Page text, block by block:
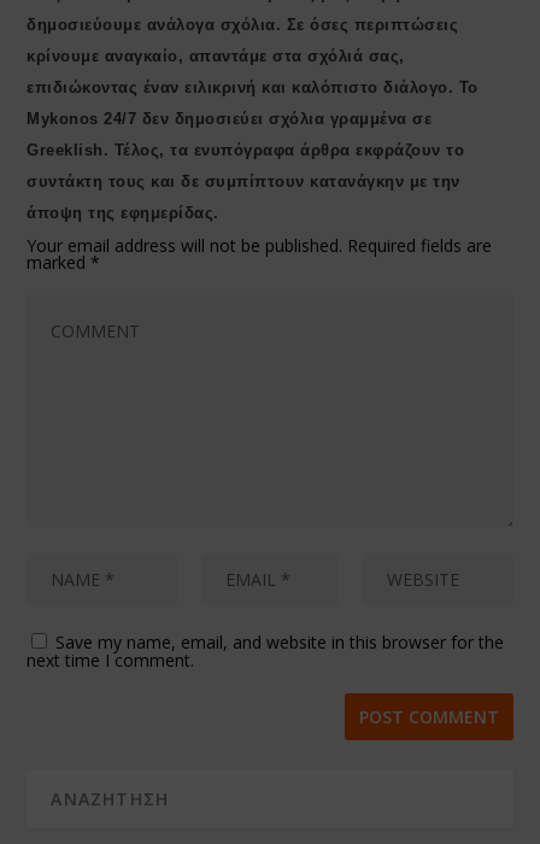
δημοσιεύουμε ανάλογα σχόλια. Σε όσες περιπτώσεις
κρίνουμε αναγκαίο, απαντάμε στα σχόλιά σας,
επιδιώκοντας έναν ειλικρινή και καλόπιστο διάλογο. Το
Μykonos 24/7 δεν δημοσιεύει σχόλια γραμμένα σε
Greeklish. Τέλος, τα ενυπόγραφα άρθρα εκφράζουν το
συντάκτη τους και δε συμπίπτουν κατανάγκην με την
άποψη της εφημερίδας.
Your email address will not be published. Required fields are
marked *
Save my name, email, and website in this browser for the
next time I comment.